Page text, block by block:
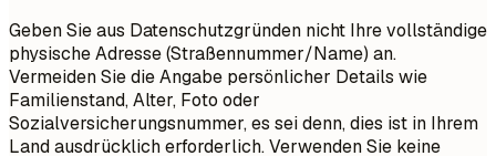
Geben Sie aus Datenschutzgründen nicht Ihre vollständige
physische Adresse (Straßennummer/Name) an.
Vermeiden Sie die Angabe persönlicher Details wie
Familienstand, Alter, Foto oder
Sozialversicherungsnummer, es sei denn, dies ist in Ihrem
Land ausdrücklich erforderlich. Verwenden Sie keine